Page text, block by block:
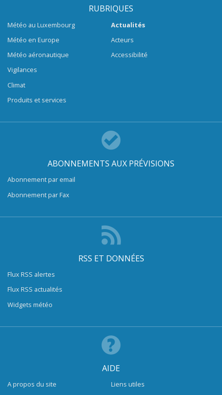
RUBRIQUES
Météo au Luxembourg
Météo en Europe
Météo aéronautique
Vigilances
Climat
Produits et services
Actualités
Acteurs
Accessibilité
ABONNEMENTS AUX PRÉVISIONS
Abonnement par email
Abonnement par Fax
RSS ET DONNÉES
Flux RSS alertes
Flux RSS actualités
Widgets météo
AIDE
A propos du site
Liens utiles